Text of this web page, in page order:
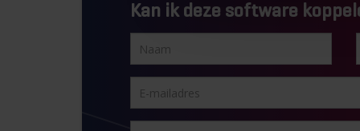
Kan ik deze software